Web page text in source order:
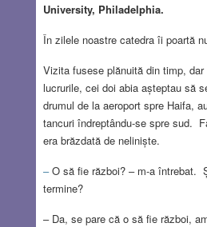
University, Philadelphia.
În zilele noastre catedra îi poartă
Vizita fusese plănuită din timp,
lucrurile, cei doi abia așteptau să
drumul de la aeroport spre Haifa,
tancuri îndreptându-se spre sud.
era brăzdată de neliniște.
–O să fie război? – m-a întrebat.
termine?
– Da, se pare că o să fie război,